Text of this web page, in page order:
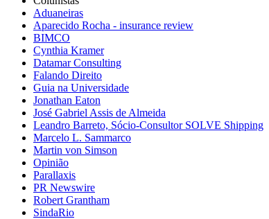
Aduaneiras
Aparecido Rocha - insurance review
BIMCO
Cynthia Kramer
Datamar Consulting
Falando Direito
Guia na Universidade
Jonathan Eaton
José Gabriel Assis de Almeida
Leandro Barreto, Sócio-Consultor SOLVE Shipping
Marcelo L. Sammarco
Martin von Simson
Opinião
Parallaxis
PR Newswire
Robert Grantham
SindaRio